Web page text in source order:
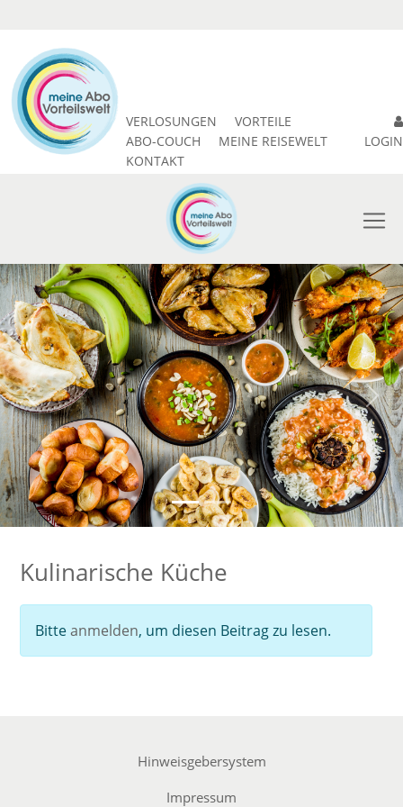
VERLOSUNGEN
VORTEILE
ABO-COUCH
MEINE REISEWELT
KONTAKT
LOGIN
Zurück
Kulinarische Küche
Bitteanmelden, um diesen Beitrag zu lesen.
Hinweisgebersystem
Impressum